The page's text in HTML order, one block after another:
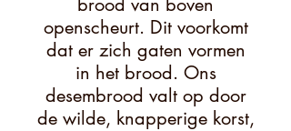
openscheurt. Dit voorkomt
dat er zich gaten vormen
in het brood. Ons
desembrood valt op door
de wilde, knapperige korst,